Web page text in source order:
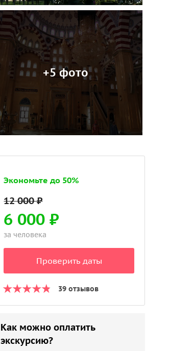
+5 фото
Экономьте до 50%
6 000 ₽
за человека
Проверить даты
39 отзывов
Как можно оплатить
экскурсию?